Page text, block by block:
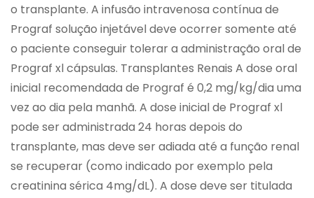
o transplante. A infusão intravenosa contínua de
Prograf solução injetável deve ocorrer somente até
o paciente conseguir tolerar a administração oral de
Prograf xl cápsulas. Transplantes Renais A dose oral
inicial recomendada de Prograf é 0,2 mg/kg/dia uma
vez ao dia pela manhã. A dose inicial de Prograf xl
pode ser administrada 24 horas depois do
transplante, mas deve ser adiada até a função renal
se recuperar (como indicado por exemplo pela
creatinina sérica 4mg/dL). A dose deve ser titulada